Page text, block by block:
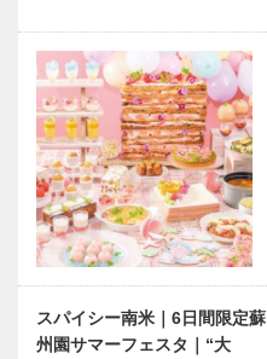
スパイシー南米｜6日間限定蘇
州園サマーフェスタ｜“大